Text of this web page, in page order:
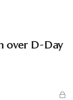
over D-Day